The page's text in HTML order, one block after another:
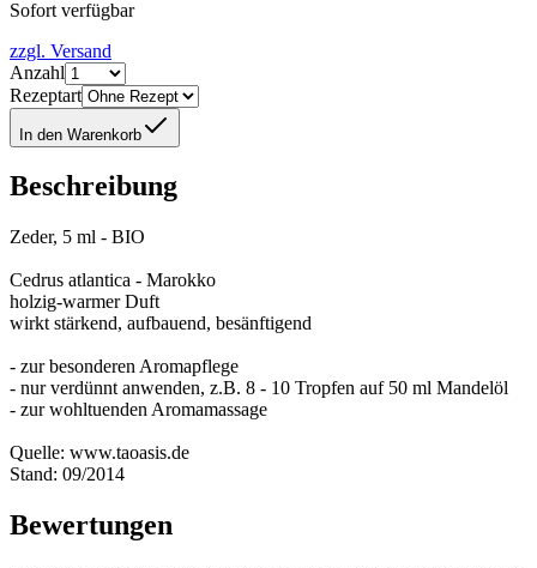
Sofort verfügbar
zzgl. Versand
Anzahl
Rezeptart
In den Warenkorb
Beschreibung
Zeder, 5 ml - BIO
Cedrus atlantica - Marokko
holzig-warmer Duft
wirkt stärkend, aufbauend, besänftigend
- zur besonderen Aromapflege
- nur verdünnt anwenden, z.B. 8 - 10 Tropfen auf 50 ml Mandelöl
- zur wohltuenden Aromamassage
Quelle: www.taoasis.de
Stand: 09/2014
Bewertungen